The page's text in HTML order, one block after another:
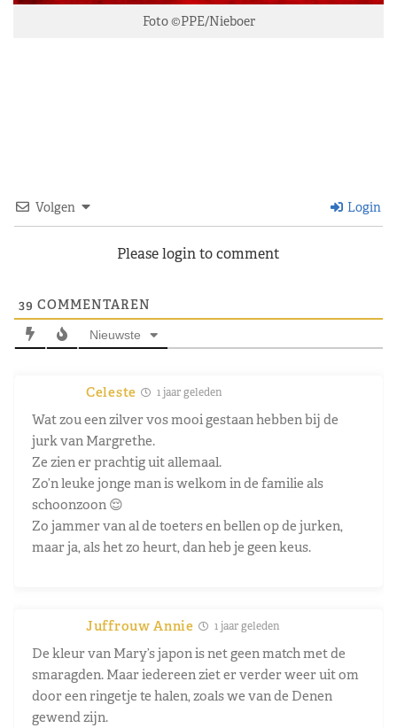
Foto ©PPE/Nieboer
Volgen Login
Please login to comment
39 COMMENTAREN
Nieuwste
Celeste 1 jaar geleden
Wat zou een zilver vos mooi gestaan hebben bij de
jurk van Margrethe.
Ze zien er prachtig uit allemaal.
Zo’n leuke jonge man is welkom in de familie als
schoonzoon 😌
Zo jammer van al de toeters en bellen op de jurken,
maar ja, als het zo heurt, dan heb je geen keus.
Juffrouw Annie 1 jaar geleden
De kleur van Mary’s japon is net geen match met de
smaragden. Maar iedereen ziet er verder weer uit om
door een ringetje te halen, zoals we van de Denen
gewend zijn.